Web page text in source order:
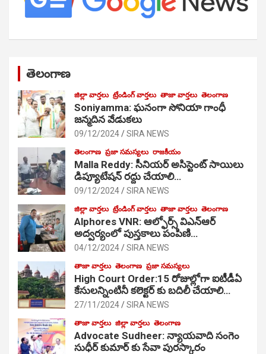
తెలంగాణ
జిల్లా వార్తలు ట్రేండింగ్ వార్తలు తాజా వార్తలు తెలంగాణ
Soniyamma: ఘ‌నంగా సోనియా గాంధీ
జ‌న్మ‌దిన వేడుక‌లు
09/12/2024 SIRA NEWS
తెలంగాణ ప్రజా సమస్యలు రాజకీయం
Malla Reddy: సీనియర్ అసిస్టెంట్ సాయిలు
డిప్యూటేషన్ రద్దు చేయాలి…
09/12/2024 SIRA NEWS
జిల్లా వార్తలు ట్రేండింగ్ వార్తలు తాజా వార్తలు తెలంగాణ
Alphores VNR: ఆల్ఫోర్స్ విఎన్ఆర్
అద్వర్యంలో పుస్తకాలు పంపిణి…
04/12/2024 SIRA NEWS
తాజా వార్తలు తెలంగాణ ప్రజా సమస్యలు
High Court Order:15 రోజుల్లోగా ఐటీడీఏ
కేసులన్నింటినీ కలెక్టర్ కు బదిలీ చేయాలి…
27/11/2024 SIRA NEWS
తాజా వార్తలు జిల్లా వార్తలు తెలంగాణ
Advocate Sudheer: న్యాయవాది సంగెం
సుధీర్ కుమార్ కు సేవా పురస్కారం